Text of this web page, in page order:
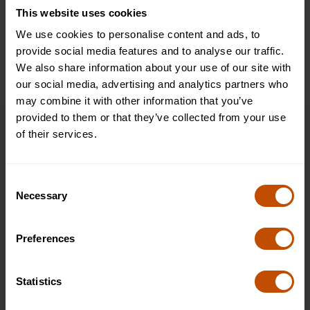
This website uses cookies
We use cookies to personalise content and ads, to
provide social media features and to analyse our traffic.
We also share information about your use of our site with
our social media, advertising and analytics partners who
may combine it with other information that you’ve
provided to them or that they’ve collected from your use
of their services.
Selection
Necessary
Preferences
Statistics
Buckingham.
Cronograma
de 13-15 y experimenta el aprendizaje inmersivo de
seminarios en grupos pequeños, dirigidos por tutores
expertos, te ayudarán a prepararte para futuros
teniendo en cuenta la experiencia que ya tienes en la
materia elegida. Con un dinámico programa social y